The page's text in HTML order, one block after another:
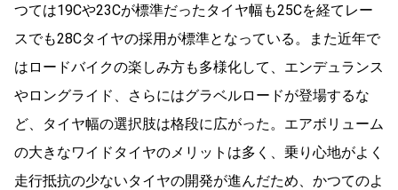
つては19Cや23Cが標準だったタイヤ幅も25Cを経てレー
スでも28Cタイヤの採用が標準となっている。また近年で
はロードバイクの楽しみ方も多様化して、エンデュランス
やロングライド、さらにはグラベルロードが登場するな
ど、タイヤ幅の選択肢は格段に広がった。エアボリューム
の大きなワイドタイヤのメリットは多く、乗り心地がよく
走行抵抗の少ないタイヤの開発が進んだため、かつてのよ